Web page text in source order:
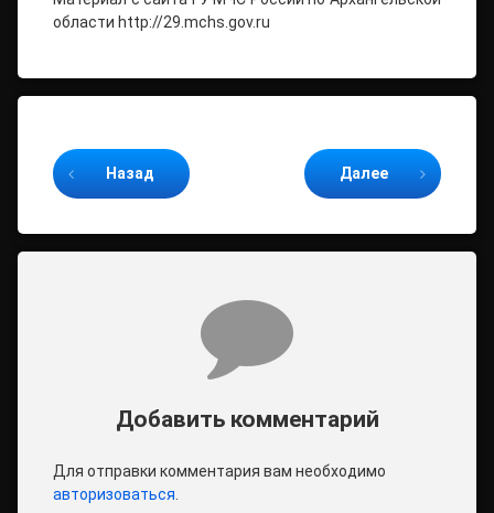
области http://29.mchs.gov.ru
Назад Далее
Добавить комментарий
Для отправки комментария вам необходимо
авторизоваться